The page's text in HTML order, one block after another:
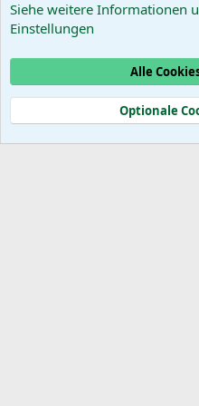
Community platform by XenForo® ©
Siehe weitere Informationen
Einstellungen
Alle
Optionale